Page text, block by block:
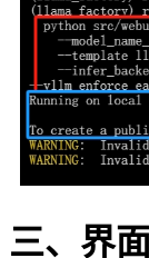
三、界